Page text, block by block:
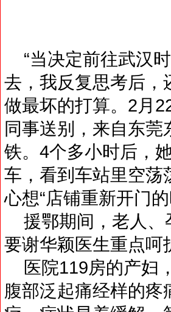
“当决定前往武汉
去，我反复思考后，
做最坏的打算。2月
同事送别，来自东
铁。4个多小时后，
车，看到车站里空荡
心想“店铺重新开门
援鄂期间，老人、
要谢华颖医生重点呵
医院119房的产妇
腹部泛起痛经样的